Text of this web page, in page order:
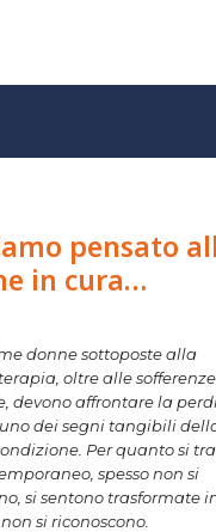
pensato
in cura…
donne sottoposte alla
oltre alle
devono affrontare la
dei segni tangibili
Per quanto si
spesso non si
si sentono trasformate
si riconoscono.